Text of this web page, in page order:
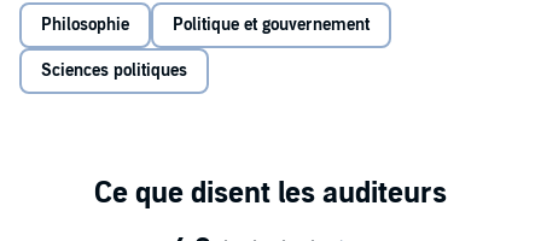
Le 11 septembre 2001 ;
La réponse guerrière américaine ;
Les territoires de l'Oumma ;
Philosophie
Politique et gouvernement
Sciences politiques